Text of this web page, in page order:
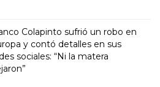
Colapinto sufrió un robo en
y contó detalles en sus
sociales: “Ni la matera